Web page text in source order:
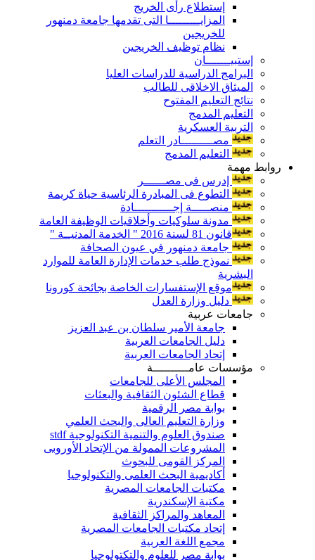
إستطلاع رأى الخريج
المزايـــــــــا التى تقدمها جامعة دمنهور
للخريجين
نظام توظيف الخريجين
إستبيـــــــان
البرامج الدراسية للدراسات العليا
الميثاق الاخلاقى للطالب
نتائج التعليم المفتوح
التعليم المدمج
التربية العسكرية
مصـــــــــادر التعلم
التعليم المدمج
روابط مهمة
إدرس فى مصــــــر
التطوع فى المبادرة الرئاسية حياة كريمة
منصـــــة إجـــــــــــادة
مدونة سلوكيات وأخلاقيات الوظيفة العامة
قانون 81 لسنة 2016 " الخدمة المدنيــة "
جامعة دمنهور في عيون الصحافة
نموذج طلب خدمات الإدارة العامة للموارد
البشرية
موقع الإستفسارات الخاصة بجائحة كورونا
دليل وزارة العدل
جامعات عربية
جامعة الأمير سلطان بن عبد العزيز
دليل الجامعات العربية
إتحاد الجامعات العربية
مؤسسات عامــــــــــة
المجلس الأعلى للجامعات
قطاع الشئون الثقافية والبعثات
بوابة مصر الرقمية
وزارة التعليم العالى والبحث العلمي
صندوق العلوم والتنمية التكنولوجية stdf
المشروعات الممولة من الإتحاد الأوروبى
المركز القومى للبحوث
أكاديمية البحث العلمى والتكنولوجيا
مكتبات الجامعات المصرية
مكتبة الإسكندرية
المعاهد والمراكز الثقافية
إتحاد مكتبات الجامعات المصرية
مجمع اللغة العربية
بوابة مصر للعلوم والتكتولوجيا